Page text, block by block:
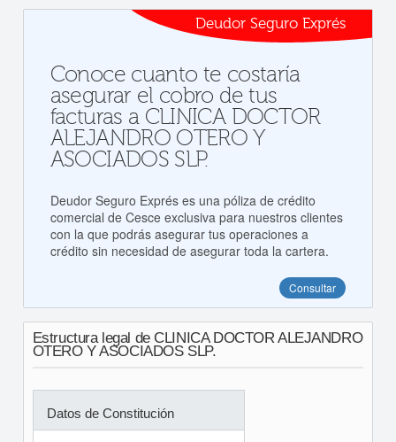
Deudor Seguro Exprés
Conoce cuanto te costaría
asegurar el cobro de tus
facturas a CLINICA DOCTOR
ALEJANDRO OTERO Y
ASOCIADOS SLP.
Deudor Seguro Exprés es una póliza de crédito
comercial de Cesce exclusiva para nuestros clientes
con la que podrás asegurar tus operaciones a
crédito sin necesidad de asegurar toda la cartera.
Consultar
Estructura legal de CLINICA DOCTOR ALEJANDRO
OTERO Y ASOCIADOS SLP.
Datos de Constitución